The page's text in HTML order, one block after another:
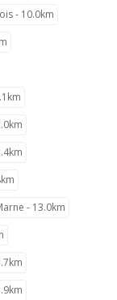
- 10.0km
- 13.0km